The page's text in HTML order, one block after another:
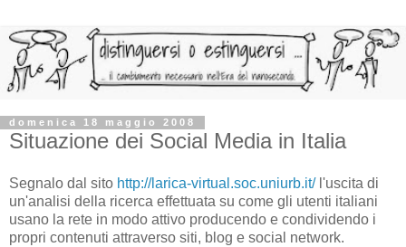
domenica 18 maggio 2008
Situazione dei Social Media in Italia
Segnalo dal sito http://larica-virtual.soc.uniurb.it/l'uscita di
un'analisi della ricerca effettuata su come gli utenti italiani
usano la rete in modo attivo producendo e condividendo i
propri contenuti attraverso siti, blog e social network.